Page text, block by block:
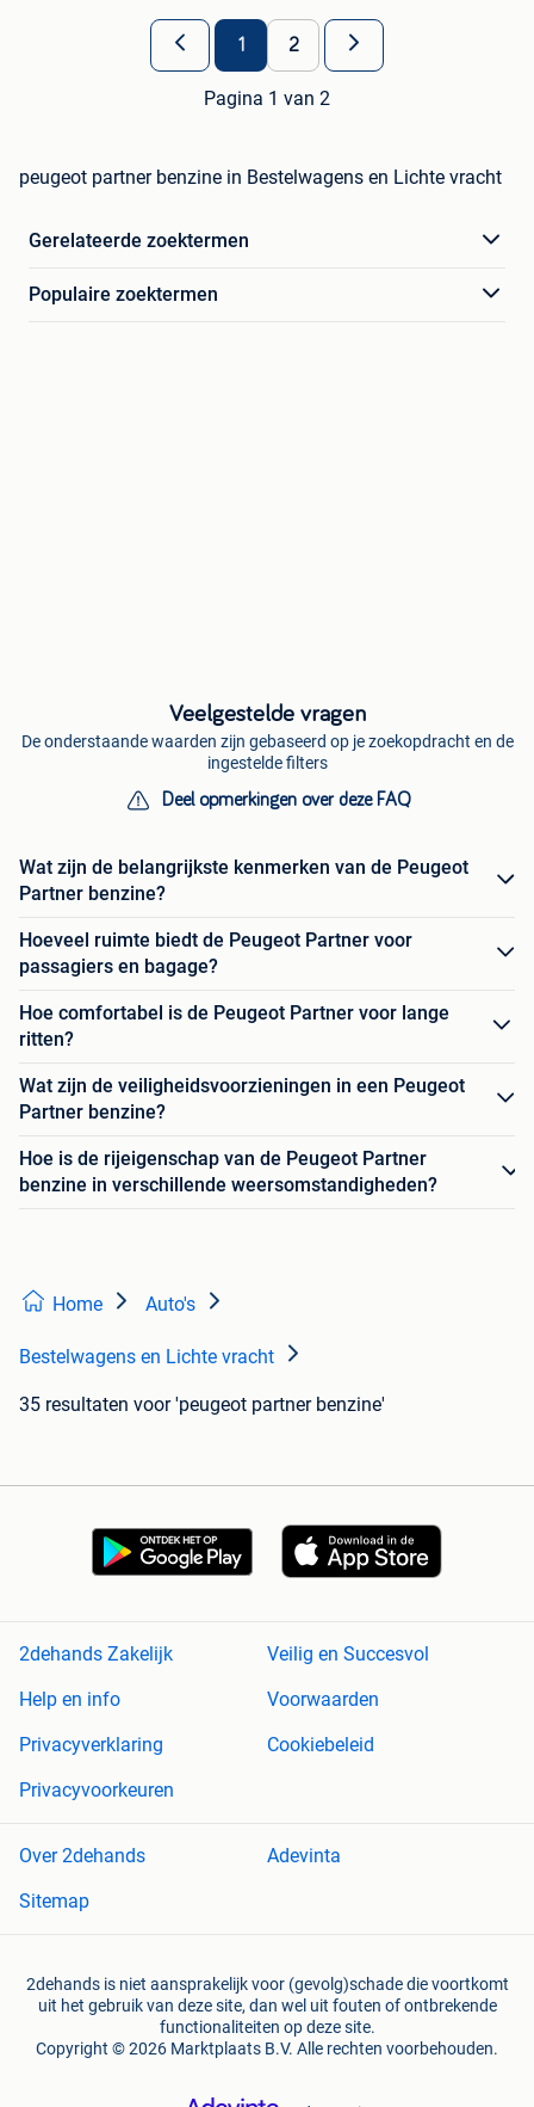
1 2
Pagina 1 van 2
peugeot partner benzine in Bestelwagens en Lichte vracht
Gerelateerde zoektermen
Populaire zoektermen
Veelgestelde vragen
De onderstaande waarden zijn gebaseerd op je zoekopdracht en de
ingestelde filters
Deel opmerkingen over deze FAQ
Wat zijn de belangrijkste kenmerken van de Peugeot
Partner benzine?
Hoeveel ruimte biedt de Peugeot Partner voor
passagiers en bagage?
Hoe comfortabel is de Peugeot Partner voor lange
ritten?
Wat zijn de veiligheidsvoorzieningen in een Peugeot
Partner benzine?
Hoe is de rijeigenschap van de Peugeot Partner
benzine in verschillende weersomstandigheden?
Home Auto's
Bestelwagens en Lichte vracht
35 resultaten voor 'peugeot partner benzine'
2dehands Zakelijk
Veilig en Succesvol
Help en info
Voorwaarden
Privacyverklaring
Cookiebeleid
Privacyvoorkeuren
Over 2dehands
Adevinta
Sitemap
2dehands is niet aansprakelijk voor (gevolg)schade die voortkomt
uit het gebruik van deze site, dan wel uit fouten of ontbrekende
functionaliteiten op deze site.
Copyright © 2026 Marktplaats B.V. Alle rechten voorbehouden.